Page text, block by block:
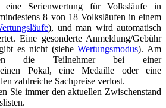
eine Serienwertung für Volksläufe in
8 von 18 Volksläufen in einem
), und man wird automatisch
Eine gesonderte Anmeldung/Gebühr
es nicht (sieheWertungsmodus). Am
die Teilnehmer bei einer
einen Pokal, eine Medaille oder eine
zahlreiche Sachpreise verlost.
Sie immer den aktuellen Zwischenstand